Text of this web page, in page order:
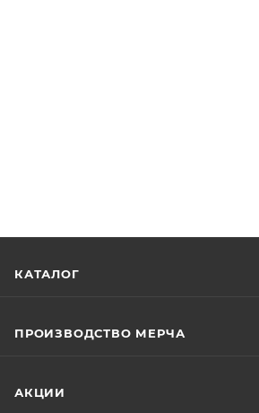
КАТАЛОГ
ПРОИЗВОДСТВО МЕРЧА
АКЦИИ